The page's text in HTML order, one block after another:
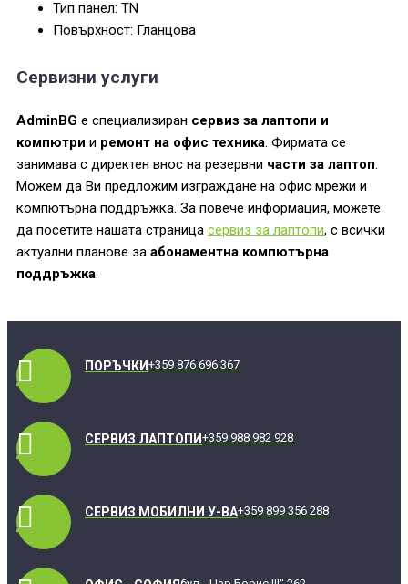
Тип панел: TN
Повърхност: Гланцова
Сервизни услуги
AdminBG е специализиран сервиз за лаптопи и
компютри и ремонт на офис техника. Фирмата се
занимава с директен внос на резервни части за лаптоп.
Можем да Ви предложим изграждане на офис мрежи и
компютърна поддръжка. За повече информация, можете
да посетите нашата страница сервиз за лаптопи, с всички
актуални планове за абонаментна компютърна
поддръжка.
ПОРЪЧКИ +359 876 696 367
СЕРВИЗ ЛАПТОПИ +359 988 982 928
СЕРВИЗ МОБИЛНИ У-ВА+359 899 356 288